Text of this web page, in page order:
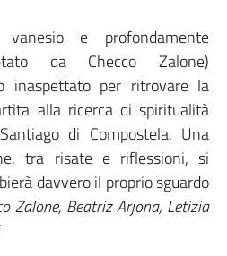
e profondamente
da Checco Zalone)
inaspettato per ritrovare la
alla ricerca di spiritualità
di Compostela. Una
tra risate e riflessioni, si
davvero il proprio sguardo
Zalone, Beatriz Arjona, Letizia